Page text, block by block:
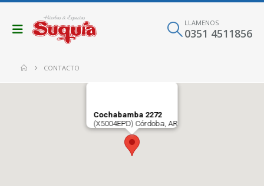
LLAMENOS
0351 4511856
CONTACTO
Cochabamba 2272
(X5004EPD) Córdoba, AR